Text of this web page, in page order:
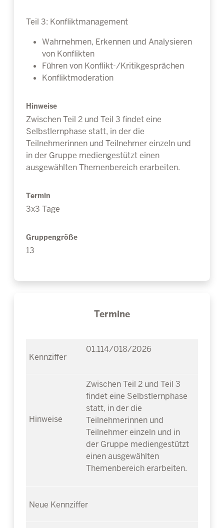
Teil 3: Konfliktmanagement
Wahrnehmen, Erkennen und Analysieren
von Konflikten
Führen von Konflikt-/Kritikgesprächen
Konfliktmoderation
Hinweise
Zwischen Teil 2 und Teil 3 findet eine
Selbstlernphase statt, in der die
Teilnehmerinnen und Teilnehmer einzeln und
in der Gruppe mediengestützt einen
ausgewählten Themenbereich erarbeiten.
Termin
3x3 Tage
Gruppengröße
13
Termine
01.114/018/2026
Zwischen Teil 2 und Teil 3
findet eine Selbstlernphase
statt, in der die
Teilnehmerinnen und
Teilnehmer einzeln und in
der Gruppe mediengestützt
einen ausgewählten
Themenbereich erarbeiten.